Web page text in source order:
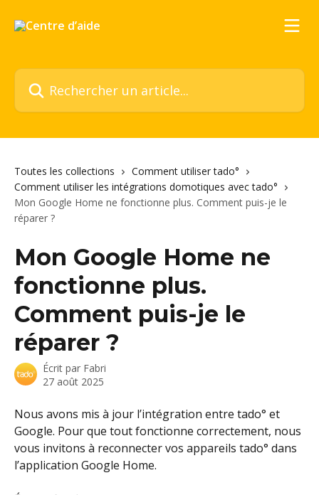
Rechercher un article...
Toutes les collections
Comment utiliser tado°
Comment utiliser les intégrations domotiques avec tado°
Mon Google Home ne fonctionne plus. Comment puis-je le
réparer ?
Mon Google Home ne
fonctionne plus.
Comment puis-je le
réparer ?
Écrit par Fabri
27 août 2025
Nous avons mis à jour l’intégration entre tado° et
Google. Pour que tout fonctionne correctement, nous
vous invitons à reconnecter vos appareils tado° dans
l’application Google Home.